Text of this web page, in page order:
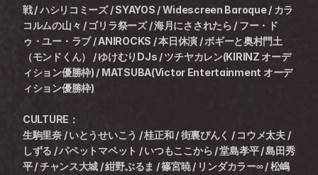
戦 / ハシリコミーズ / SYAYOS / Widescreen Baroque / カラ
コルムの山々 / ゴリラ祭ーズ / 海月にさされたら / フー・ド
ゥ・ユー・ラブ / ANIROCKS / 本日休演 / ボギーと奥村門土
（モンドくん） / ゆけむりDJs / ツチヤカレン(KIRINZ オーデ
ィション優勝枠) / MATSUBA(Victor Entertainment オーデ
ィション優勝枠)
CULTURE：
生駒里奈 / いとうせいこう / 桂正和 / 街裏ぴんく / コウメ太夫 /
しずる / パペットマペット / いつもここから / 堂島孝平 / 島田秀
平 / チャンス大城 / 紺野ぶるま / 篠宮暁 / リンダカラー∞ / 松嶋